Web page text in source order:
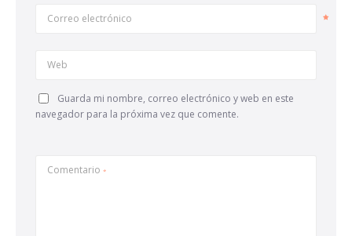
Correo electrónico
Web
Guarda mi nombre, correo electrónico y web en este
navegador para la próxima vez que comente.
Comentario *